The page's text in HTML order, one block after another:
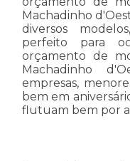
Machadinho
diversos
perfeito para
orçamento de
Machadinho
empresas,
bem em
flutuam bem por